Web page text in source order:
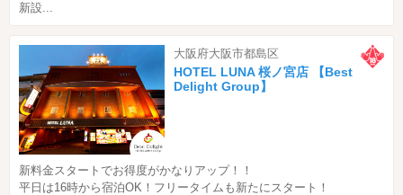
新設...
大阪府大阪市都島区
HOTEL LUNA 桜ノ宮店 【Best
Delight Group】
新料金スタートでお得度がかなりアップ！！
平日は16時から宿泊OK！フリータイムも新たにスタート！